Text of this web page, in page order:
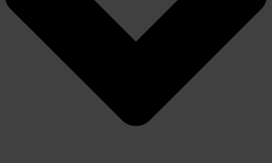
informatie over uw gebruik van onze site met onze
partners voor social media, adverteren en analyse. Deze
partners kunnen deze gegevens combineren met andere
informatie die u aan ze heeft verstrekt of die ze hebben
verzameld op basis van uw gebruik van hun services.